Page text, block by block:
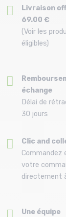
Livraison
69.00 €
(Voir les
éligibles)
échange
Délai de
30 jours
Clic and
Commandez
votre
directement
Une équipe